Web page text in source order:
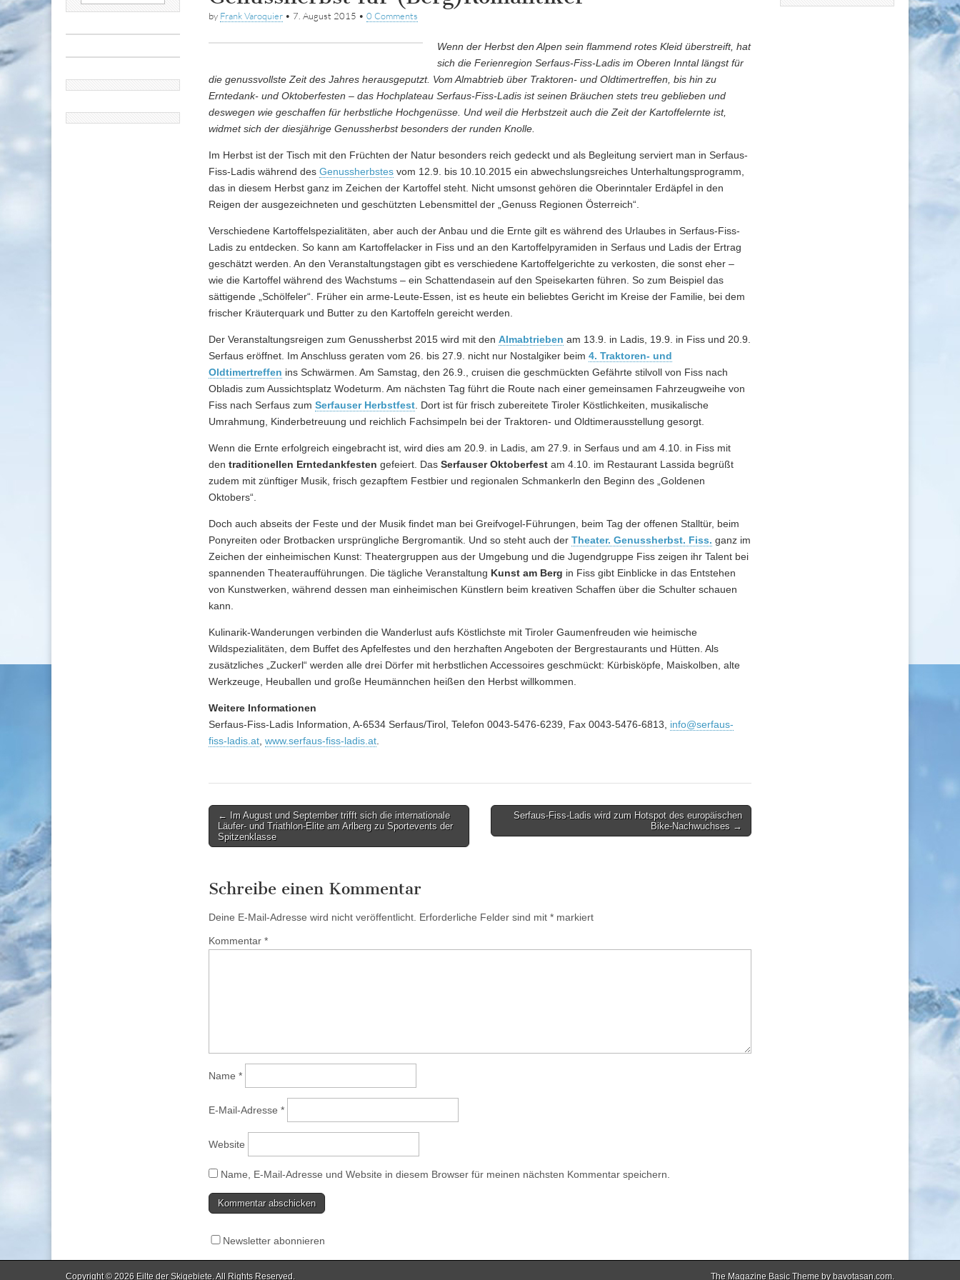
by Frank Varoquier• 7. August 2015 • 0 Comments
Wenn der Herbst den Alpen sein flammend rotes Kleid überstreift, hat
sich die Ferienregion Serfaus-Fiss-Ladis im Oberen Inntal längst für
die genussvollste Zeit des Jahres herausgeputzt. Vom Almabtrieb über Traktoren- und Oldtimertreffen, bis hin zu
Erntedank- und Oktoberfesten – das Hochplateau Serfaus-Fiss-Ladis ist seinen Bräuchen stets treu geblieben und
deswegen wie geschaffen für herbstliche Hochgenüsse. Und weil die Herbstzeit auch die Zeit der Kartoffelernte ist,
widmet sich der diesjährige Genussherbst besonders der runden Knolle.
Im Herbst ist der Tisch mit den Früchten der Natur besonders reich gedeckt und als Begleitung serviert man in Serfaus-
Fiss-Ladis während des Genussherbstesvom 12.9. bis 10.10.2015 ein abwechslungsreiches Unterhaltungsprogramm,
das in diesem Herbst ganz im Zeichen der Kartoffel steht. Nicht umsonst gehören die Oberinntaler Erdäpfel in den
Reigen der ausgezeichneten und geschützten Lebensmittel der „Genuss Regionen Österreich“.
Verschiedene Kartoffelspezialitäten, aber auch der Anbau und die Ernte gilt es während des Urlaubes in Serfaus-Fiss-
Ladis zu entdecken. So kann am Kartoffelacker in Fiss und an den Kartoffelpyramiden in Serfaus und Ladis der Ertrag
geschätzt werden. An den Veranstaltungstagen gibt es verschiedene Kartoffelgerichte zu verkosten, die sonst eher –
wie die Kartoffel während des Wachstums – ein Schattendasein auf den Speisekarten führen. So zum Beispiel das
sättigende „Schölfeler“. Früher ein arme-Leute-Essen, ist es heute ein beliebtes Gericht im Kreise der Familie, bei dem
frischer Kräuterquark und Butter zu den Kartoffeln gereicht werden.
Der Veranstaltungsreigen zum Genussherbst 2015 wird mit den Almabtrieben am 13.9. in Ladis, 19.9. in Fiss und 20.9.
Serfaus eröffnet. Im Anschluss geraten vom 26. bis 27.9. nicht nur Nostalgiker beim 4. Traktoren- und
Oldtimertreffen ins Schwärmen. Am Samstag, den 26.9., cruisen die geschmückten Gefährte stilvoll von Fiss nach
Obladis zum Aussichtsplatz Wodeturm. Am nächsten Tag führt die Route nach einer gemeinsamen Fahrzeugweihe von
Fiss nach Serfaus zum Serfauser Herbstfest. Dort ist für frisch zubereitete Tiroler Köstlichkeiten, musikalische
Umrahmung, Kinderbetreuung und reichlich Fachsimpeln bei der Traktoren- und Oldtimerausstellung gesorgt.
Wenn die Ernte erfolgreich eingebracht ist, wird dies am 20.9. in Ladis, am 27.9. in Serfaus und am 4.10. in Fiss mit
den traditionellen Erntedankfesten gefeiert. Das Serfauser Oktoberfestam 4.10. im Restaurant Lassida begrüßt
zudem mit zünftiger Musik, frisch gezapftem Festbier und regionalen Schmankerln den Beginn des „Goldenen
Oktobers“.
Doch auch abseits der Feste und der Musik findet man bei Greifvogel-Führungen, beim Tag der offenen Stalltür, beim
Ponyreiten oder Brotbacken ursprüngliche Bergromantik. Und so steht auch der Theater. Genussherbst. Fiss. ganz im
Zeichen der einheimischen Kunst: Theatergruppen aus der Umgebung und die Jugendgruppe Fiss zeigen ihr Talent bei
spannenden Theateraufführungen. Die tägliche Veranstaltung Kunst am Berg in Fiss gibt Einblicke in das Entstehen
von Kunstwerken, während dessen man einheimischen Künstlern beim kreativen Schaffen über die Schulter schauen
kann.
Kulinarik-Wanderungen verbinden die Wanderlust aufs Köstlichste mit Tiroler Gaumenfreuden wie heimische
Wildspezialitäten, dem Buffet des Apfelfestes und den herzhaften Angeboten der Bergrestaurants und Hütten. Als
zusätzliches „Zuckerl“ werden alle drei Dörfer mit herbstlichen Accessoires geschmückt: Kürbisköpfe, Maiskolben, alte
Werkzeuge, Heuballen und große Heumännchen heißen den Herbst willkommen.
Weitere Informationen
Serfaus-Fiss-Ladis Information, A-6534 Serfaus/Tirol, Telefon 0043-5476-6239, Fax 0043-5476-6813, info@serfaus-
fiss-ladis.at, www.serfaus-fiss-ladis.at.
Post
navigation
← Im August und September trifft sich die internationale
Läufer- und Triathlon-Elite am Arlberg zu Sportevents der
Spitzenklasse
Serfaus-Fiss-Ladis wird zum Hotspot des europäischen
Bike-Nachwuchses →
Schreibe einen Kommentar
Deine E-Mail-Adresse wird nicht veröffentlicht. Erforderliche Felder sind mit *markiert
Kommentar *
Name *
E-Mail-Adresse *
Website
Name, E-Mail-Adresse und Website in diesem Browser für meinen nächsten Kommentar speichern.
Newsletter abonnieren
nach:
Copyright © 2026 Eilte der Skigebiete. All Rights Reserved. The Magazine Basic Theme bybavotasan.com.